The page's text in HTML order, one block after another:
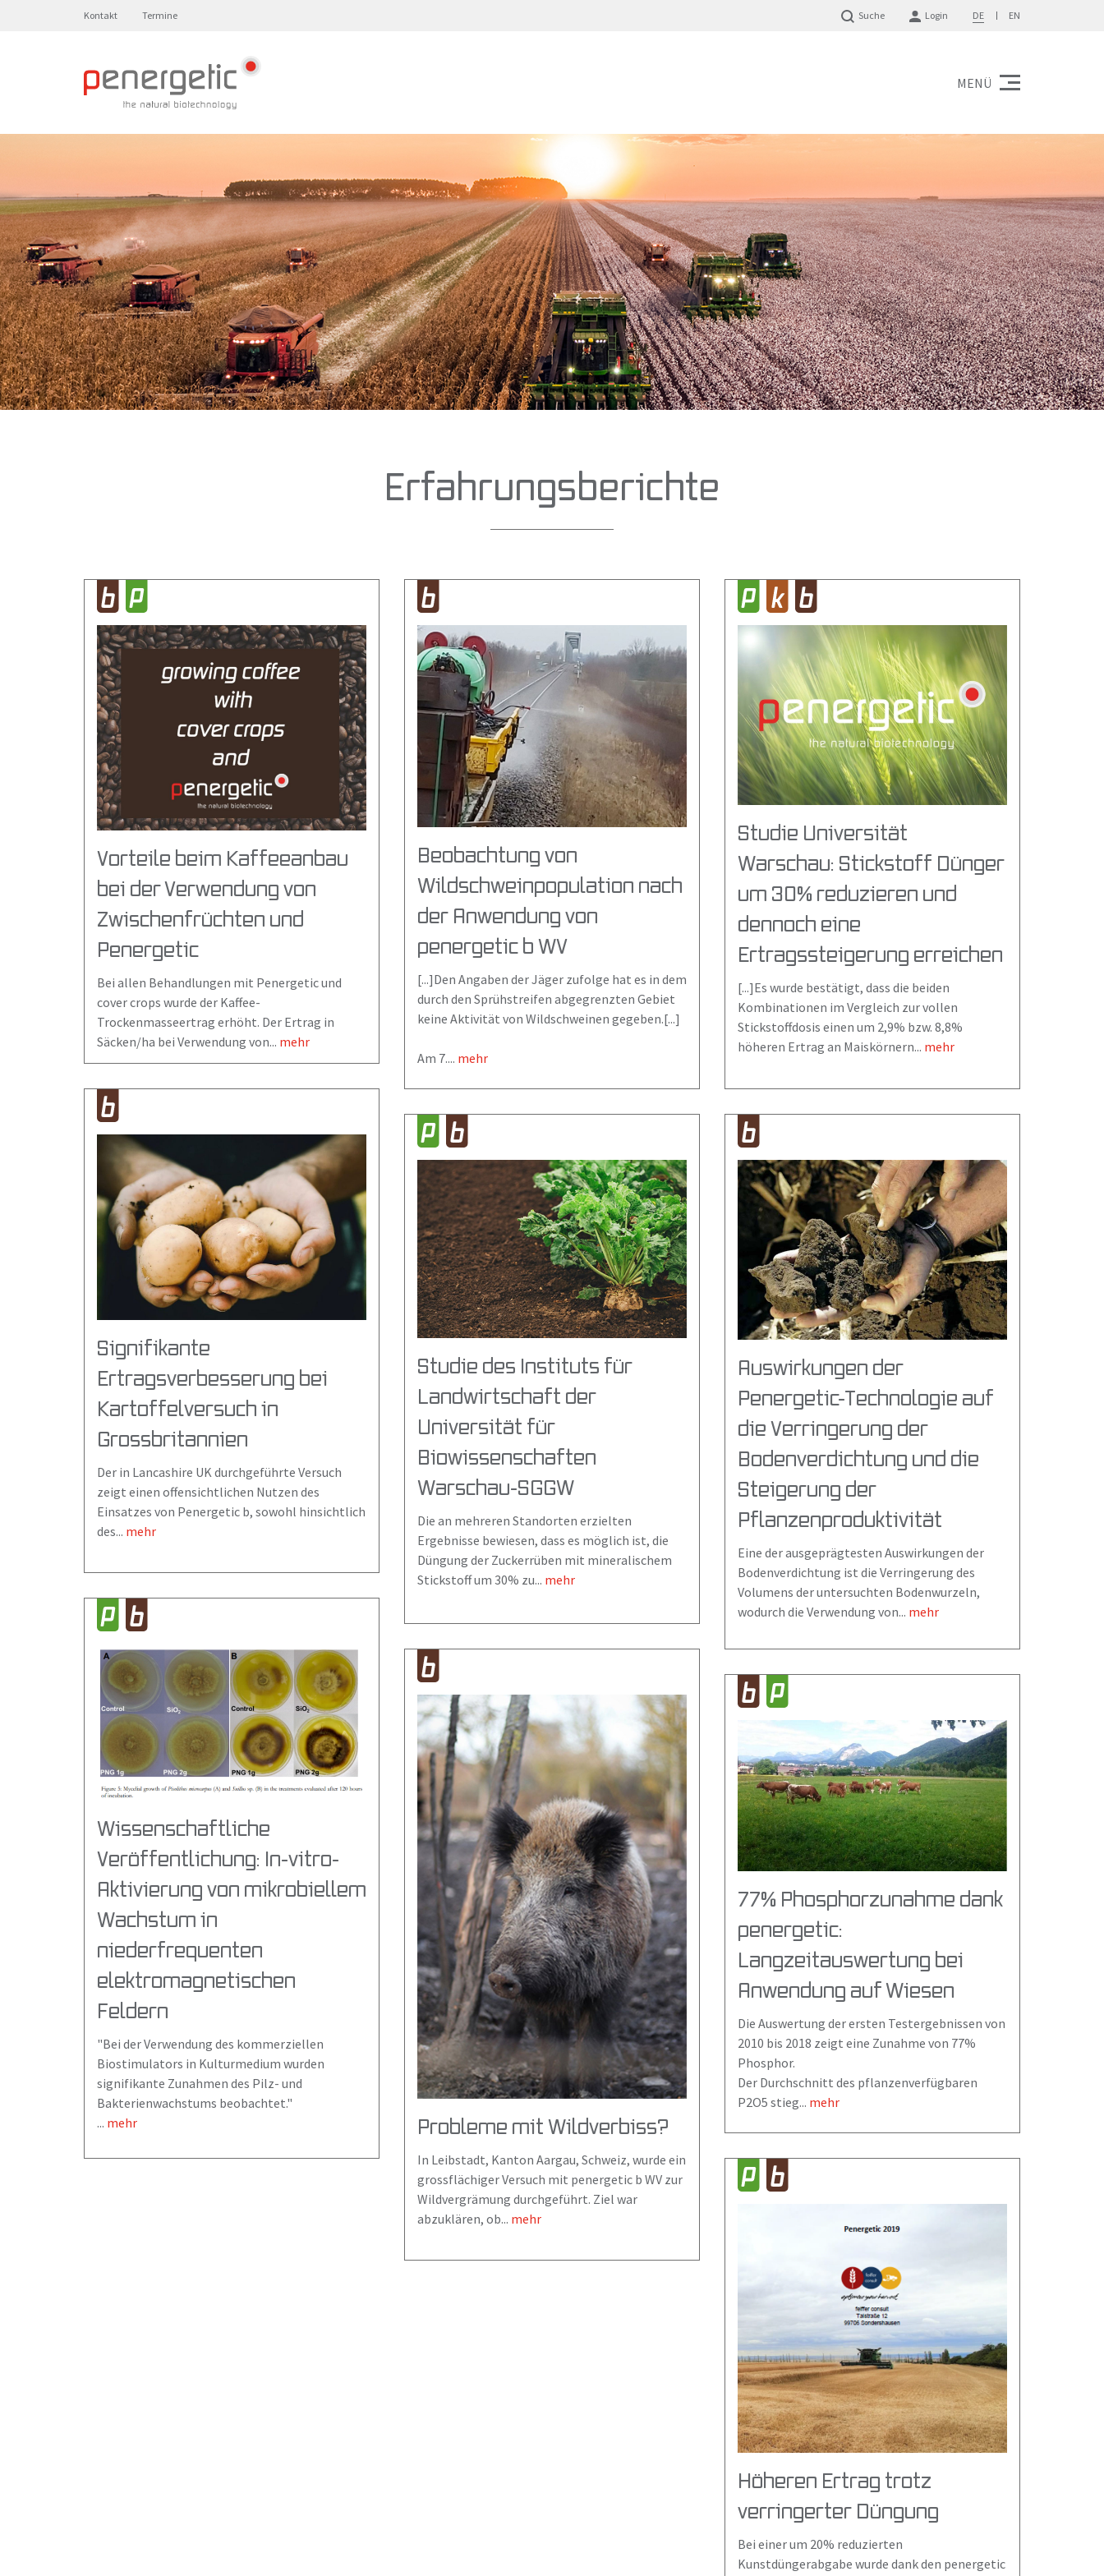
Kontakt Termine Suche Login DE EN
MENÜ
Erfahrungsberichte
Vorteile beim Kaffeeanbau
bei der Verwendung von
Zwischenfrüchten und
Penergetic
Bei allen Behandlungen mit Penergetic und
cover crops wurde der Kaffee-
Trockenmasseertrag erhöht. Der Ertrag in
Säcken/ha bei Verwendung von... mehr
Beobachtung von
Wildschweinpopulation nach
der Anwendung von
penergetic b WV
[...]Den Angaben der Jäger zufolge hat es in dem
durch den Sprühstreifen abgegrenzten Gebiet
keine Aktivität von Wildschweinen gegeben.[...]
Am 7.... mehr
Studie Universität
Warschau: Stickstoff Dünger
um 30% reduzieren und
dennoch eine
Ertragssteigerung erreichen
[...]Es wurde bestätigt, dass die beiden
Kombinationen im Vergleich zur vollen
Stickstoffdosis einen um 2,9% bzw. 8,8%
höheren Ertrag an Maiskörnern... mehr
Signifikante
Ertragsverbesserung bei
Kartoffelversuch in
Grossbritannien
Der in Lancashire UK durchgeführte Versuch
zeigt einen offensichtlichen Nutzen des
Einsatzes von Penergetic b, sowohl hinsichtlich
des... mehr
Studie des Instituts für
Landwirtschaft der
Universität für
Biowissenschaften
Warschau-SGGW
Die an mehreren Standorten erzielten
Ergebnisse bewiesen, dass es möglich ist, die
Düngung der Zuckerrüben mit mineralischem
Stickstoff um 30% zu... mehr
Auswirkungen der
Penergetic-Technologie auf
die Verringerung der
Bodenverdichtung und die
Steigerung der
Pflanzenproduktivität
Eine der ausgeprägtesten Auswirkungen der
Bodenverdichtung ist die Verringerung des
Volumens der untersuchten Bodenwurzeln,
wodurch die Verwendung von... mehr
Wissenschaftliche
Veröffentlichung: In-vitro-
Aktivierung von mikrobiellem
Wachstum in
niederfrequenten
elektromagnetischen
Feldern
"Bei der Verwendung des kommerziellen
Biostimulators in Kulturmedium wurden
signifikante Zunahmen des Pilz- und
Bakterienwachstums beobachtet."
... mehr Probleme mit Wildverbiss?
In Leibstadt, Kanton Aargau, Schweiz, wurde ein
grossflächiger Versuch mit penergetic b WV zur
Wildvergrämung durchgeführt. Ziel war
abzuklären, ob... mehr
77% Phosphorzunahme dank
penergetic:
Langzeitauswertung bei
Anwendung auf Wiesen
Die Auswertung der ersten Testergebnissen von
2010 bis 2018 zeigt eine Zunahme von 77%
Phosphor.
Der Durchschnitt des pflanzenverfügbaren
P2O5 stieg... mehr
Höheren Ertrag trotz
verringerter Düngung
Bei einer um 20% reduzierten
Kunstdüngerabgabe wurde dank den penergetic